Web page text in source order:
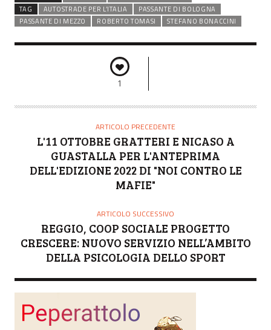
TAG
AUTOSTRADE PER L’ITALIA
PASSANTE DI BOLOGNA
PASSANTE DI MEZZO
ROBERTO TOMASI STEFANO BONACCINI
1
ARTICOLO PRECEDENTE
L'11 OTTOBRE GRATTERI E NICASO A
GUASTALLA PER L'ANTEPRIMA
DELL'EDIZIONE 2022 DI "NOI CONTRO LE
MAFIE"
ARTICOLO SUCCESSIVO
REGGIO, COOP SOCIALE PROGETTO
CRESCERE: NUOVO SERVIZIO NELL’AMBITO
DELLA PSICOLOGIA DELLO SPORT